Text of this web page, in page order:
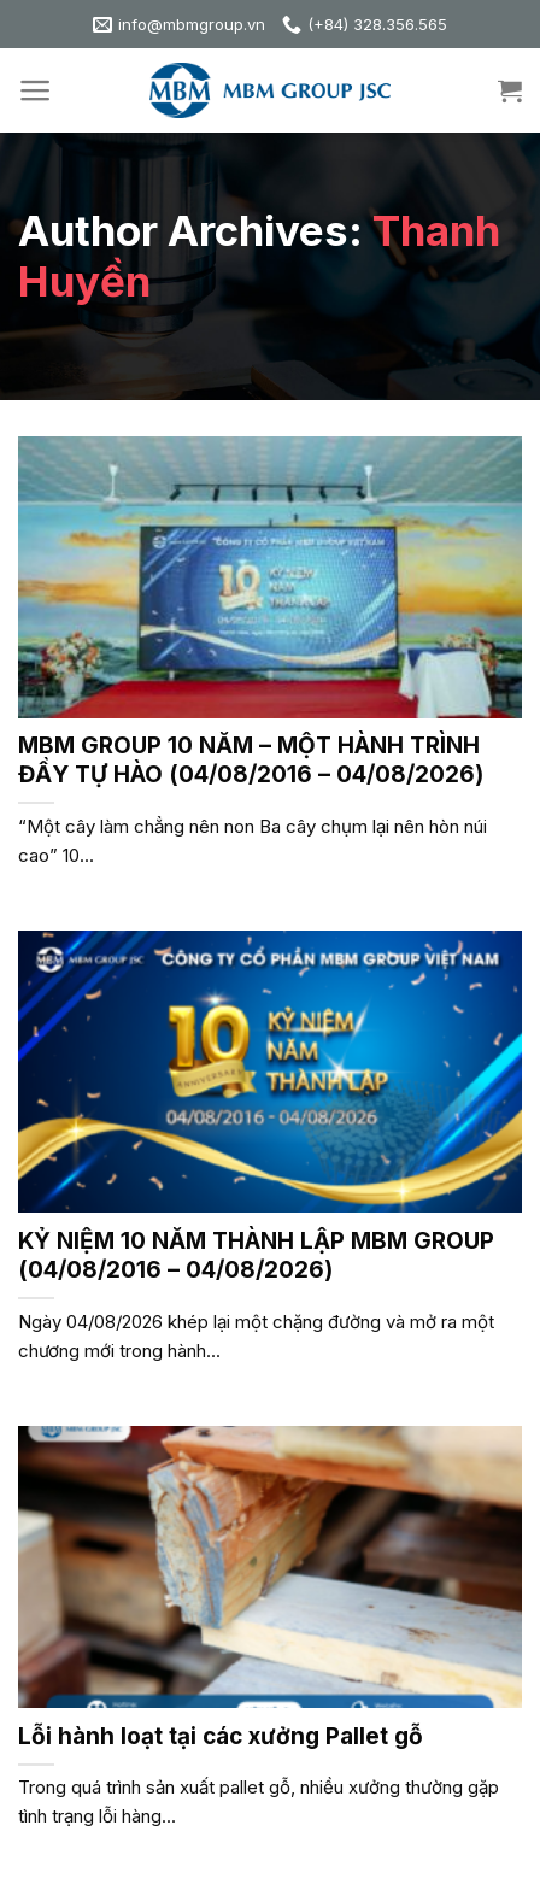
to
info@mbmgroup.vn (+84) 328.356.565
Author Archives:Thanh
Huyền
MBM GROUP 10 NĂM – MỘT HÀNH TRÌNH
ĐẦY TỰ HÀO (04/08/2016 – 04/08/2026)
“Một cây làm chẳng nên non Ba cây chụm lại nên hòn núi
cao” 10...
KỶ NIỆM 10 NĂM THÀNH LẬP MBM GROUP
(04/08/2016 – 04/08/2026)
Ngày 04/08/2026 khép lại một chặng đường và mở ra một
chương mới trong hành...
Lỗi hành loạt tại các xưởng Pallet gỗ
Trong quá trình sản xuất pallet gỗ, nhiều xưởng thường gặp
tình trạng lỗi hàng...